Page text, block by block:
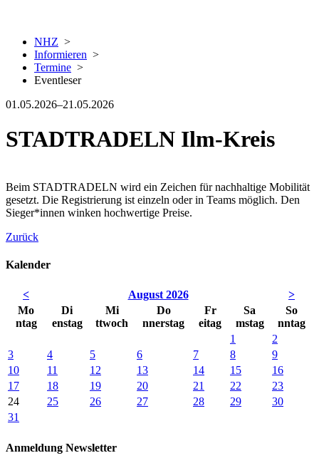
NHZ >
Informieren >
Termine >
Eventleser
01.05.2026–21.05.2026
STADTRADELN Ilm-Kreis
Beim STADTRADELN wird ein Zeichen für nachhaltige Mobilität
gesetzt. Die Registrierung ist einzeln oder in Teams möglich. Den
Sieger*innen winken hochwertige Preise.
Zurück
Kalender
< August 2026
>
Mo
ntag
Di
enstag
Mi
ttwoch
Do
nnerstag
Fr
eitag
Sa
mstag
So
nntag
1
2
3
4 5 6 7 8
9
10
11 12 13 14 15
16
17
18 19 20 21 22
23
24
25 26 27 28 29
30
31
Anmeldung Newsletter